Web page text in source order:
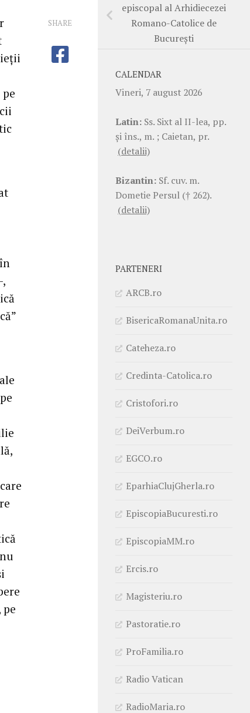
SHARE
episcopal al Arhidiecezei
Romano-Catolice de
București
CALENDAR
Vineri, 7 august 2026
Latin: Ss. Sixt al II-lea, pp.
şi îns., m. ; Caietan, pr.
(detalii)
Bizantin: Sf. cuv. m.
Dometie Persul († 262).
(detalii)
PARTENERI
ARCB.ro
BisericaRomanaUnita.ro
Cateheza.ro
Credinta-Catolica.ro
Cristofori.ro
DeiVerbum.ro
EGCO.ro
EparhiaClujGherla.ro
EpiscopiaBucuresti.ro
EpiscopiaMM.ro
Ercis.ro
Magisteriu.ro
Pastoratie.ro
ProFamilia.ro
Radio Vatican
RadioMaria.ro